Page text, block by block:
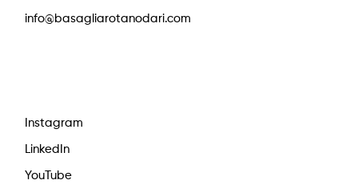
info@basagliarotanodari.com
Instagram
LinkedIn
YouTube